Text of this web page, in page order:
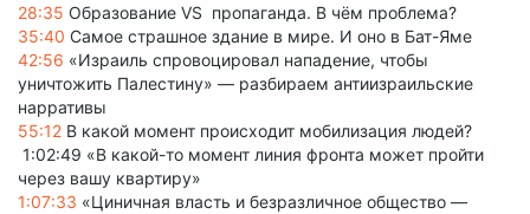
28:35 Образование VS пропагандa. В чём проблема?
35:40 Самое страшное здание в мире. И оно в Бат-Яме
42:56 «Израиль спровоцировал нападение, чтобы
уничтожить Палестину» — разбираем антиизраильские
нарративы
55:12 В какой момент происходит мобилизация людей?
1:02:49 «В какой-то момент линия фронта может пройти
через вашу квартиру»
1:07:33 «Циничная власть и безразличное общество —